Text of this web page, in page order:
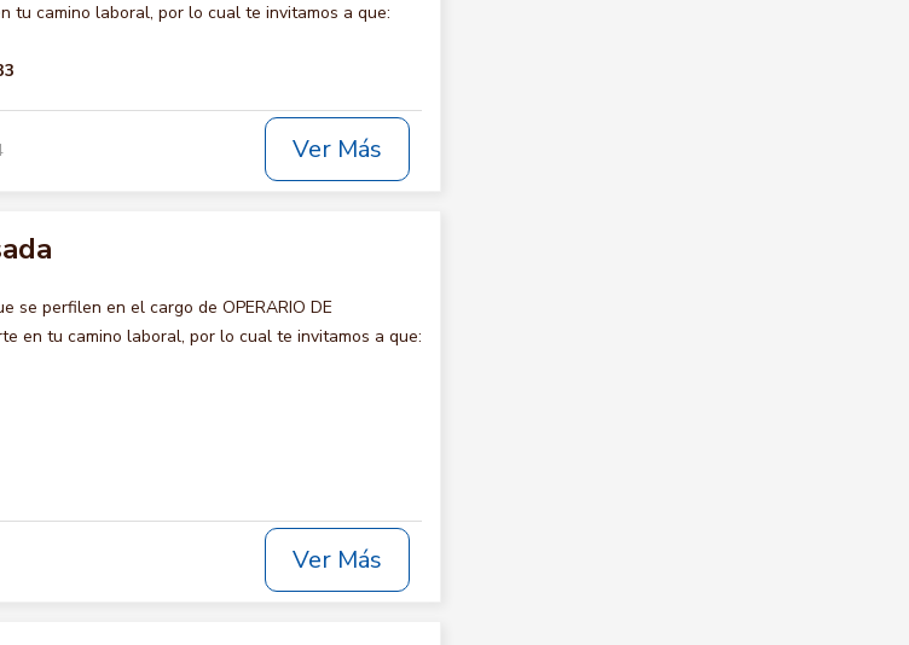
tu camino laboral, por lo cual te invitamos a que:
Ver Más
se perfilen en el cargo de OPERARIO DE
en tu camino laboral, por lo cual te invitamos a que:
Ver Más